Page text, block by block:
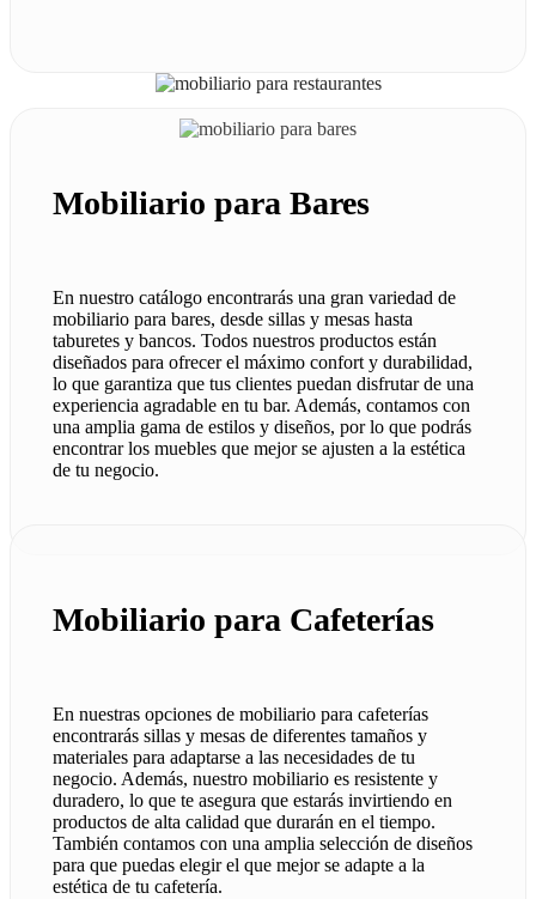
Mobiliario para Bares
En nuestro catálogo encontrarás una gran variedad de
mobiliario para bares, desde sillas y mesas hasta
taburetes y bancos. Todos nuestros productos están
diseñados para ofrecer el máximo confort y durabilidad,
lo que garantiza que tus clientes puedan disfrutar de una
experiencia agradable en tu bar. Además, contamos con
una amplia gama de estilos y diseños, por lo que podrás
encontrar los muebles que mejor se ajusten a la estética
de tu negocio.
Mobiliario para Cafeterías
En nuestras opciones de mobiliario para cafeterías
encontrarás sillas y mesas de diferentes tamaños y
materiales para adaptarse a las necesidades de tu
negocio. Además, nuestro mobiliario es resistente y
duradero, lo que te asegura que estarás invirtiendo en
productos de alta calidad que durarán en el tiempo.
También contamos con una amplia selección de diseños
para que puedas elegir el que mejor se adapte a la
estética de tu cafetería.